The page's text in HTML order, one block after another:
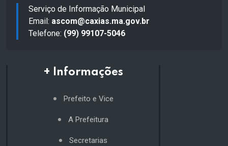
Serviço de Informação Municipal
Email: ascom@caxias.ma.gov.br
Telefone: (99) 99107-5046
+ Informações
Prefeito e Vice
A Prefeitura
Secretarias